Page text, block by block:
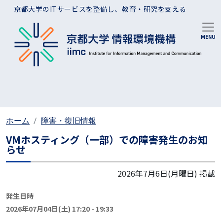
メインコンテンツに移動
京都大学のITサービスを整備し、教育・研究を支える
ホーム 障害・復旧情報
VMホスティング（一部）での障害発生のお知
らせ
2026年7月6日(月曜日) 掲載
発生日時
2026年07月04日(土) 17:20 - 19:33